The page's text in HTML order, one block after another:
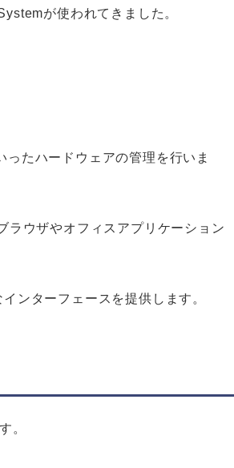
が使われてきました。
たハードウェアの管理を行いま
ラウザやオフィスアプリケーション
ンターフェースを提供します。
。